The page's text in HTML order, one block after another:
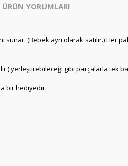
ÜRÜN YORUMLARI
sunar. (Bebek ayrı olarak satılır.)
yerleştirebileceği gibi parçalarla tek
bir hediyedir.